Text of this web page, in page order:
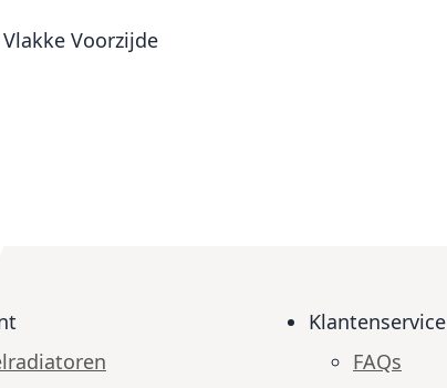
Voorzijde
Klantenservice
FAQs